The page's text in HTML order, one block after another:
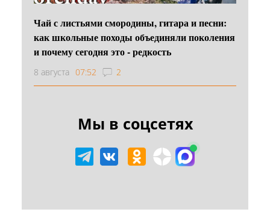
Чай с листьями смородины, гитара и песни:
как школьные походы объединяли поколения
и почему сегодня это - редкость
8 августа 07:52 2
Мы в соцсетях